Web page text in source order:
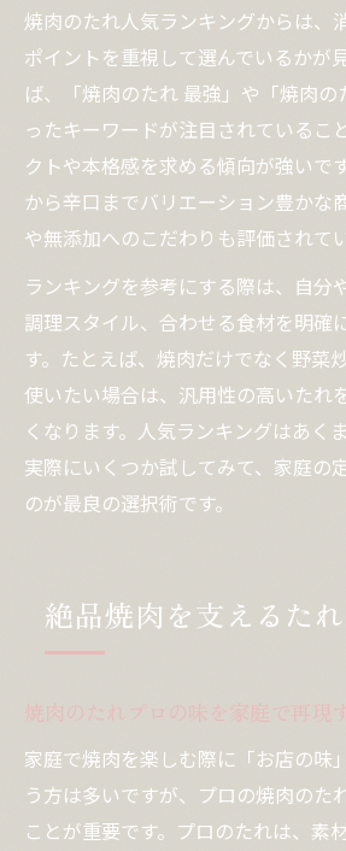
焼肉のたれ人気ランキングからは、
ポイントを重視して選んでいるかが
ば、「焼肉のたれ 最強」や「焼肉の
ったキーワードが注目されているこ
クトや本格感を求める傾向が強いで
から辛口までバリエーション豊かな
や無添加へのこだわりも評価されてい
ランキングを参考にする際は、自分
調理スタイル、合わせる食材を明確
す。たとえば、焼肉だけでなく野菜
使いたい場合は、汎用性の高いたれ
くなります。人気ランキングはあく
実際にいくつか試してみて、家庭の
のが最良の選択術です。
絶品焼肉を支えるた
焼肉のたれプロの味を家庭で再現
家庭で焼肉を楽しむ際に「お店の味
う方は多いですが、プロの焼肉のた
ことが重要です。プロのたれは、素